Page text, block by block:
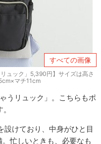
すべての画像
ュック」5,390円】サイズは高さ
マチ11cm
うリュック」。こちらもポ
けており、中身がひと目
忙しいときも、必要なも